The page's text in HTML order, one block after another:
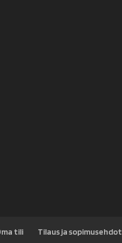
tili Tilaus ja sopimusehdot